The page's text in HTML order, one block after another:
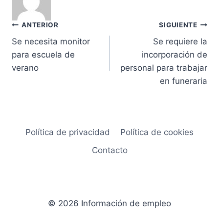
Navegación
de
entradas
ANTERIOR
Se necesita monitor
para escuela de
verano
SIGUIENTE
Se requiere la
incorporación de
personal para trabajar
en funeraria
Política de privacidad
Política de cookies
Contacto
© 2026 Información de empleo